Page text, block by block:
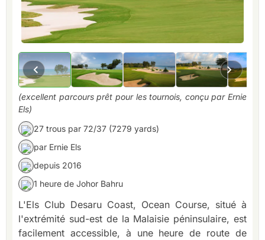
(excellent parcours prêt pour les tournois, conçu par Ernie
Els)
27 trous par 72/37 (7279 yards)
par Ernie Els
depuis 2016
1 heure de Johor Bahru
L'Els Club Desaru Coast, Ocean Course, situé à
l'extrémité sud-est de la Malaisie péninsulaire, est
facilement accessible, à une heure de route de